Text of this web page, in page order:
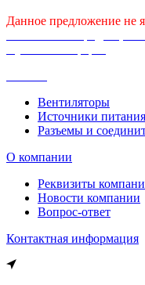
Данное предложение не
Вентиляторы
Источники питания
Разъемы и
О компании
Реквизиты
Новости компании
Вопрос-ответ
Контактная информация